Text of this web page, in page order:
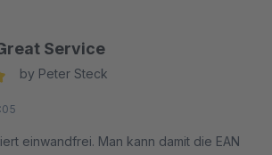
Service
by Peter Steck
einwandfrei. Man kann damit die EAN